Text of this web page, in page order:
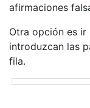
afirmaciones
Otra opción es ir
introduzcan las
fila.